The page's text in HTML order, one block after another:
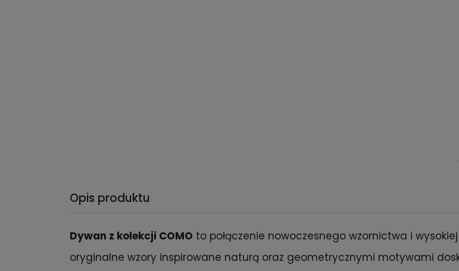
Opis produktu
Dywan z kolekcji COMO to połączenie nowoczesnego wzornictwa i
oryginalne wzory inspirowane naturą oraz geometrycznymi motywami